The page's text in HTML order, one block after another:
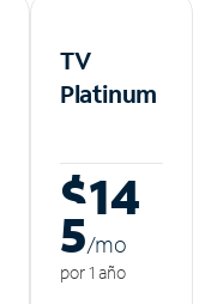
TV
Platinum
$14
5/mo
por 1 año